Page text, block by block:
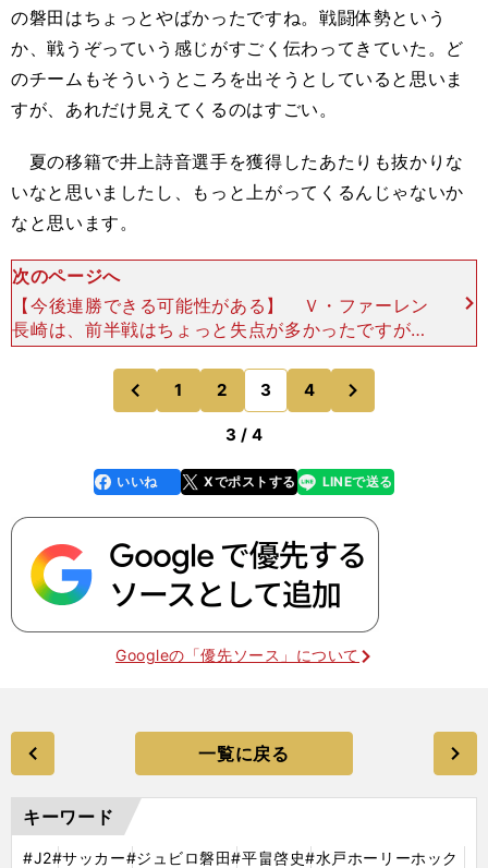
の磐田はちょっとやばかったですね。戦闘体勢という
か、戦うぞっていう感じがすごく伝わってきていた。ど
のチームもそういうところを出そうとしていると思いま
すが、あれだけ見えてくるのはすごい。
夏の移籍で井上詩音選手を獲得したあたりも抜かりな
いなと思いましたし、もっと上がってくるんじゃないか
なと思います。
次のページへ
【今後連勝できる可能性がある】 Ｖ・ファーレン
長崎は、前半戦はちょっと失点が多かったですが、
攻撃のパワーは圧倒的ですし、いまのJ2で大きく
連勝できる可能性が最もあるチームは長崎じゃない
かなと思ってい
前
のページへ
1 2 3 4
のページへ
3 / 4
faceboo
k
いいね Xでポストする
line LINEで送る
Googleの「優先ソース」について
一覧に戻る
キーワード
#J2#サッカー#ジュビロ磐田#平畠啓史#水戸ホーリーホック